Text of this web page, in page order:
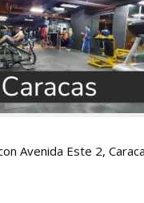
Avenida Este 2,